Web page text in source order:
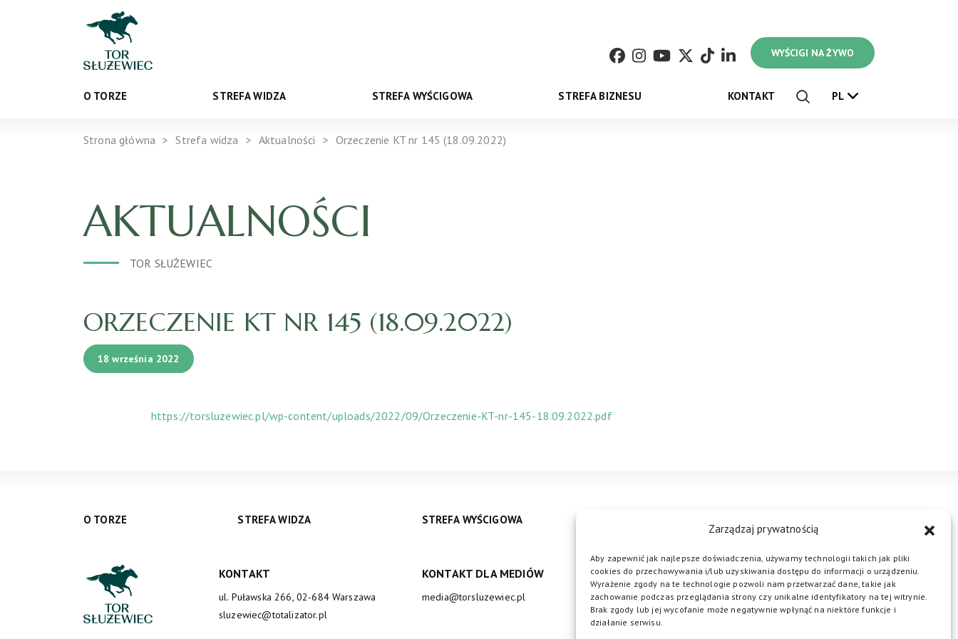
Zarządzaj prywatnością
Aby zapewnić jak najlepsze doświadczenia, używamy technologii takich jak pliki
cookies do przechowywania i/lub uzyskiwania dostępu do informacji o urządzeniu.
Wyrażenie zgody na te technologie pozwoli nam przetwarzać dane, takie jak
zachowanie podczas przeglądania strony czy unikalne identyfikatory na tej witrynie.
Brak zgody lub jej wycofanie może negatywnie wpłynąć na niektóre funkcje i
działanie serwisu.
WYŚCIGI NA ŻYWO
O TORZE STREFA WIDZA STREFA WYŚCIGOWA STREFA BIZNESU KONTAKT PL
Strona główna Strefa widza Aktualności Orzeczenie KT nr 145 (18.09.2022)
AKTUALNOŚCI
TOR SŁUŻEWIEC
ORZECZENIE KT NR 145 (18.09.2022)
18 września 2022
https://torsluzewiec.pl/wp-content/uploads/2022/09/Orzeczenie-KT-nr-145-18.09.2022.pdf
O TORZE STREFA WIDZA STREFA WYŚCIGOWA
KONTAKT
ul. Puławska 266, 02-684 Warszawa
sluzewiec@totalizator.pl
KONTAKT DLA MEDIÓW
media@torsluzewiec.pl
DOŁĄCZ DO NAS